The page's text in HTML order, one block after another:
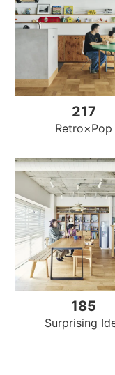
217
Retro×Pop
185
Surprising